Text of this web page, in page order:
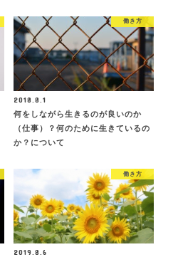
働き方
2018.8.1
何をしながら生きるのが良いのか
（仕事）？何のために生きているの
か？について
働き方
2019.8.6